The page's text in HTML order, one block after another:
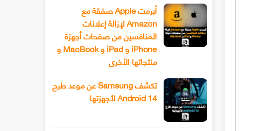
أبرمت Apple صفقة مع
Amazon لإزالة إعلانات
المنافسين من صفحات أجهزة
iPhone و iPad و MacBook و
منتجاتها الأخرى
تكشف Samsung عن موعد طرح
Android 14 لأجهزتها